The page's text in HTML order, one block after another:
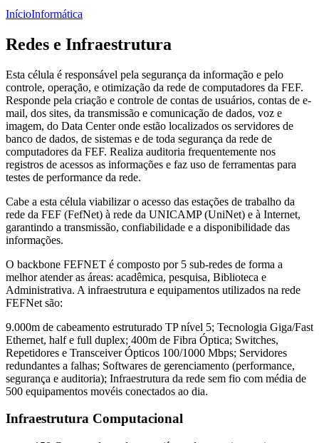
InícioInformática
Redes e Infraestrutura
Esta célula é responsável pela segurança da informação e pelo
controle, operação, e otimização da rede de computadores da FEF.
Responde pela criação e controle de contas de usuários, contas de e-
mail, dos sites, da transmissão e comunicação de dados, voz e
imagem, do Data Center onde estão localizados os servidores de
banco de dados, de sistemas e de toda segurança da rede de
computadores da FEF. Realiza auditoria frequentemente nos
registros de acessos as informações e faz uso de ferramentas para
testes de performance da rede.
Cabe a esta célula viabilizar o acesso das estações de trabalho da
rede da FEF (FefNet) à rede da UNICAMP (UniNet) e à Internet,
garantindo a transmissão, confiabilidade e a disponibilidade das
informações.
O backbone FEFNET é composto por 5 sub-redes de forma a
melhor atender as áreas: acadêmica, pesquisa, Biblioteca e
Administrativa. A infraestrutura e equipamentos utilizados na rede
FEFNet são:
9.000m de cabeamento estruturado TP nível 5; Tecnologia Giga/Fast
Ethernet, half e full duplex; 400m de Fibra Óptica; Switches,
Repetidores e Transceiver Ópticos 100/1000 Mbps; Servidores
redundantes a falhas; Softwares de gerenciamento (performance,
segurança e auditoria); Infraestrutura da rede sem fio com média de
500 equipamentos movéis conectados ao dia.
Infraestrutura Computacional